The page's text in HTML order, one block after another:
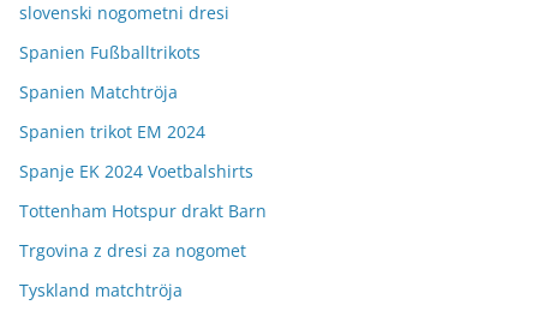
slovenski nogometni dresi
Spanien Fußballtrikots
Spanien Matchtröja
Spanien trikot EM 2024
Spanje EK 2024 Voetbalshirts
Tottenham Hotspur drakt Barn
Trgovina z dresi za nogomet
Tyskland matchtröja